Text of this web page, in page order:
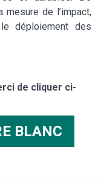
mesure de l’impact,
déploiement des
de cliquer ci-
BLANC